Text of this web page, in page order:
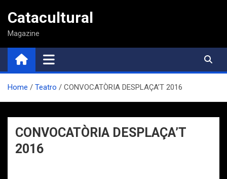
contenido
Catacultural
Magazine
Home Teatro CONVOCATÒRIA DESPLAÇA’T 2016
CONVOCATÒRIA DESPLAÇA’T
2016